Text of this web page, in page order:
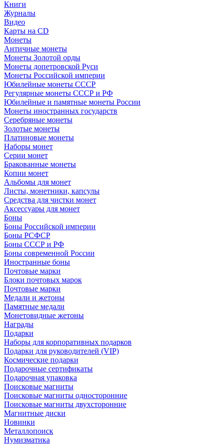
Книги
Журналы
Видео
Карты на CD
Монеты
Античные монеты
Монеты Золотой орды
Монеты допетровской Руси
Монеты Российской империи
Юбилейные монеты СССР
Регулярные монеты СССР и РФ
Юбилейные и памятные монеты России
Монеты иностранных государств
Серебряные монеты
Золотые монеты
Платиновые монеты
Наборы монет
Серии монет
Бракованные монеты
Копии монет
Альбомы для монет
Листы, монетники, капсулы
Средства для чистки монет
Аксессуары для монет
Боны
Боны Российской империи
Боны РСФСР
Боны СССР и РФ
Боны современной России
Иностранные боны
Почтовые марки
Блоки почтовых марок
Почтовые марки
Медали и жетоны
Памятные медали
Монетовидные жетоны
Награды
Подарки
Наборы для корпоративных подарков
Подарки для руководителей (VIP)
Космические подарки
Подарочные сертификаты
Подарочная упаковка
Поисковые магниты
Поисковые магниты односторонние
Поисковые магниты двухсторонние
Магнитные диски
Новинки
Металлопоиск
Нумизматика